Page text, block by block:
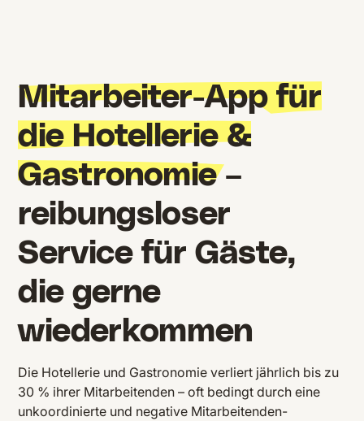
Mitarbeiter-App für
die Hotellerie &
Gastronomie–
reibungsloser
Service für Gäste,
die gerne
wiederkommen
Die Hotellerie und Gastronomie verliert jährlich bis zu
30 % ihrer Mitarbeitenden – oft bedingt durch eine
unkoordinierte und negative Mitarbeitenden-